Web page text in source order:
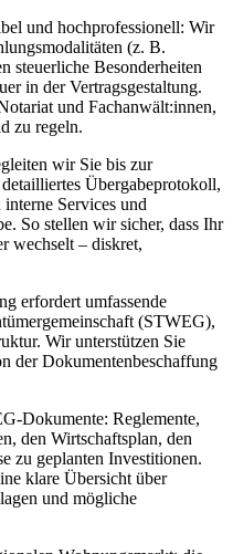
und hochprofessionell: Wir
(z. B.
steuerliche Besonderheiten
in der Vertragsgestaltung.
und Fachanwält:innen,
zu regeln.
wir Sie bis zur
Übergabeprotokoll,
Services und
So stellen wir sicher, dass Ihr
wechselt – diskret,
erfordert umfassende
(STWEG),
Wir unterstützen Sie
der Dokumentenbeschaffung
Dokumente: Reglemente,
den Wirtschaftsplan, den
zu geplanten Investitionen.
klare Übersicht über
und mögliche